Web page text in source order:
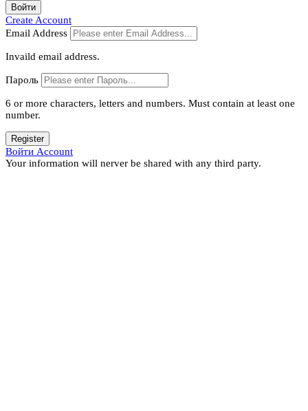
Войти
Create Account
Email Address
Invaild email address.
Пароль
6 or more characters, letters and numbers. Must contain at least one
number.
Register
Войти Account
Your information will nerver be shared with any third party.